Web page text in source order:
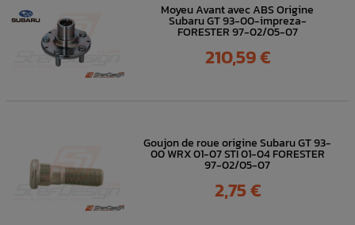
Moyeu Avant avec ABS Origine
Subaru GT 93-00-impreza-
FORESTER 97-02/05-07
Prix
210,59 €
Goujon de roue origine Subaru GT 93-
00 WRX 01-07 STI 01-04 FORESTER
97-02/05-07
Prix
2,75 €